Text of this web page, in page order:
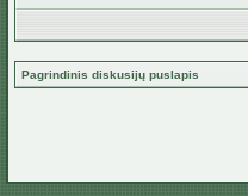
Pagrindinis diskusijų puslapis